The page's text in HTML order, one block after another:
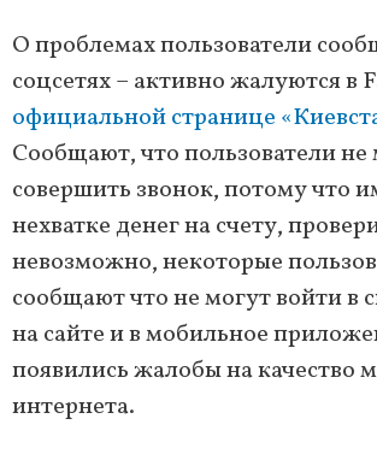
О проблемах пользователи
соцсетях – активно жалуются в
официальной странице
Сообщают, что пользователи не
совершить звонок, потому что
нехватке денег на счету,
невозможно, некоторые
сообщают что не могут войти в
на сайте и в мобильное
появились жалобы на качество
интернета.